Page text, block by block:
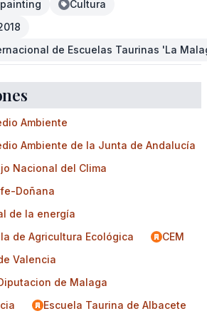
Cultura
de Escuelas Taurinas 'La
Ambiente
Ambiente de la Junta de Andalucía
Nacional del Clima
Doñana
de la energía
de Agricultura Ecológica
CEM
Valencia
de Malaga
Escuela Taurina de Albacete